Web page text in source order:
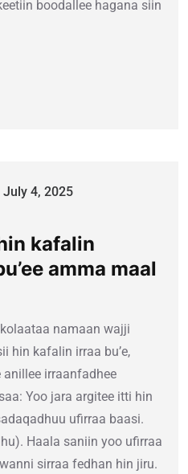
boodallee hagana siin
July 4, 2025
kafalin
amma maal
namaan wajji
hin kafalin irraa bu’e,
irraanfadhee
Yoo jara argitee itti hin
ufirraa baasi.
Haala saniin yoo ufirraa
sirraa fedhan hin jiru.